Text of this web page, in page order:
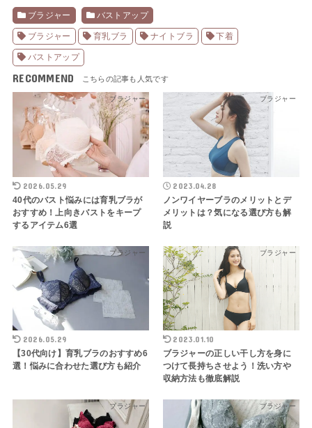
ブラジャー バストアップ
ブラジャー 育乳ブラ ナイトブラ 下着
バストアップ
RECOMMEND
ブラジャー
2026.05.29
40代のバスト悩みには育乳ブラが
おすすめ！上向きバストをキープ
するアイテム6選
ブラジャー
2023.04.28
ノンワイヤーブラのメリットとデ
メリットは？気になる選び方も解
説
ブラジャー
2026.05.29
【30代向け】育乳ブラのおすすめ6
選！悩みに合わせた選び方も紹介
ブラジャー
2023.01.10
ブラジャーの正しい干し方を身に
つけて長持ちさせよう！洗い方や
収納方法も徹底解説
ブラジャー ブラジャー